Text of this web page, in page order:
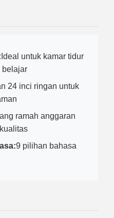
Ideal untuk kamar tidur
belajar
24 inci ringan untuk
ramah anggaran
9 pilihan bahasa